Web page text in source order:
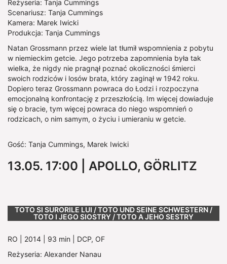
Reżyseria: Tanja Cummings
Scenariusz: Tanja Cummings
Kamera: Marek Iwicki
Produkcja: Tanja Cummings
Natan Grossmann przez wiele lat tłumił wspomnienia z pobytu
w niemieckim getcie. Jego potrzeba zapomnienia była tak
wielka, że nigdy nie pragnął poznać okoliczności śmierci
swoich rodziców i losów brata, który zaginął w 1942 roku.
Dopiero teraz Grossmann powraca do Łodzi i rozpoczyna
emocjonalną konfrontację z przeszłością. Im więcej dowiaduje
się o bracie, tym więcej powraca do niego wspomnień o
rodzicach, o nim samym, o życiu i umieraniu w getcie.
Gość: Tanja Cummings, Marek Iwicki
13.05. 17:00 | APOLLO, GÖRLITZ
TOTO SI SURORILE LUI / TOTO UND SEINE SCHWESTERN /
TOTO I JEGO SIOSTRY / TOTO A JEHO SESTRY
RO | 2014 | 93 min | DCP, OF
Reżyseria: Alexander Nanau